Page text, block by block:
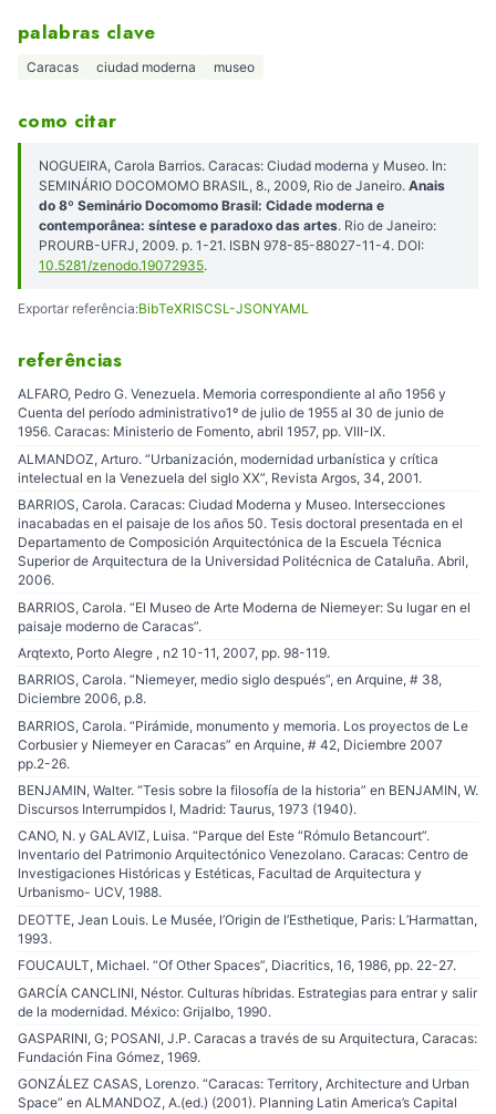
palabras clave
Caracas ciudad moderna museo
como citar
NOGUEIRA, Carola Barrios. Caracas: Ciudad moderna y Museo. In:
SEMINÁRIO DOCOMOMO BRASIL, 8., 2009, Rio de Janeiro. Anais
do 8º Seminário Docomomo Brasil: Cidade moderna e
contemporânea: síntese e paradoxo das artes. Rio de Janeiro:
PROURB-UFRJ, 2009. p. 1-21. ISBN 978-85-88027-11-4. DOI:
10.5281/zenodo.19072935.
Exportar referência:BibTeXRISCSL-JSONYAML
referências
ALFARO, Pedro G. Venezuela. Memoria correspondiente al año 1956 y
Cuenta del período administrativo1º de julio de 1955 al 30 de junio de
1956. Caracas: Ministerio de Fomento, abril 1957, pp. VIII-IX.
ALMANDOZ, Arturo. “Urbanización, modernidad urbanística y crítica
intelectual en la Venezuela del siglo XX”, Revista Argos, 34, 2001.
BARRIOS, Carola. Caracas: Ciudad Moderna y Museo. Intersecciones
inacabadas en el paisaje de los años 50. Tesis doctoral presentada en el
Departamento de Composición Arquitectónica de la Escuela Técnica
Superior de Arquitectura de la Universidad Politécnica de Cataluña. Abril,
2006.
BARRIOS, Carola. “El Museo de Arte Moderna de Niemeyer: Su lugar en el
paisaje moderno de Caracas”.
Arqtexto, Porto Alegre , n2 10-11, 2007, pp. 98-119.
BARRIOS, Carola. “Niemeyer, medio siglo después”, en Arquine, # 38,
Diciembre 2006, p.8.
BARRIOS, Carola. “Pirámide, monumento y memoria. Los proyectos de Le
Corbusier y Niemeyer en Caracas” en Arquine, # 42, Diciembre 2007
pp.2-26.
BENJAMIN, Walter. “Tesis sobre la filosofía de la historia” en BENJAMIN, W.
Discursos Interrumpidos I, Madrid: Taurus, 1973 (1940).
CANO, N. y GALAVIZ, Luisa. “Parque del Este “Rómulo Betancourt”.
Inventario del Patrimonio Arquitectónico Venezolano. Caracas: Centro de
Investigaciones Históricas y Estéticas, Facultad de Arquitectura y
Urbanismo- UCV, 1988.
DEOTTE, Jean Louis. Le Musée, l’Origin de l’Esthetique, Paris: L’Harmattan,
1993.
FOUCAULT, Michael. “Of Other Spaces”, Diacritics, 16, 1986, pp. 22-27.
GARCÍA CANCLINI, Néstor. Culturas híbridas. Estrategias para entrar y salir
de la modernidad. México: Grijalbo, 1990.
GASPARINI, G; POSANI, J.P. Caracas a través de su Arquitectura, Caracas:
Fundación Fina Gómez, 1969.
GONZÁLEZ CASAS, Lorenzo. “Caracas: Territory, Architecture and Urban
Space” en ALMANDOZ, A.(ed.) (2001). Planning Latin America’s Capital